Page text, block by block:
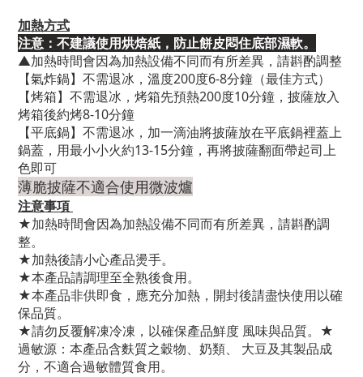
加熱方式
注意：不建議使用烘焙紙，防止餅皮悶住底部濕軟。
▲加熱時間會因為加熱設備不同而有所差異，請斟酌調整
【氣炸鍋】不需退冰，溫度200度6-8分鐘（最佳方式）
【烤箱】不需退冰，烤箱先預熱200度10分鐘，披薩放入
烤箱後約烤8-10分鐘
【平底鍋】不需退冰，加一滴油將披薩放在平底鍋裡蓋上
鍋蓋，用最小小火約13-15分鐘，再將披薩翻面帶起司上
色即可
薄脆披薩不適合使用微波爐
注意事項
★加熱時間會因為加熱設備不同而有所差異，請斟酌調
整。
★加熱後請小心產品燙手。
★本產品請調理至全熟後食用。
★本產品非供即食，應充分加熱，開封後請盡快使用以確
保品質。
★請勿反覆解凍冷凍，以確保產品鮮度 風味與品質。★
過敏源：本產品含麩質之穀物、奶類、 大豆及其製品成
分，不適合過敏體質食用。